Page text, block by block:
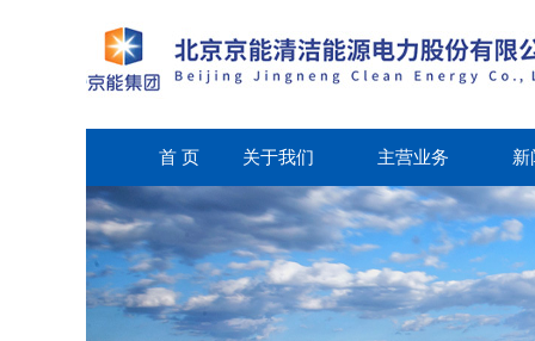
首 页 关于我们 主营业务 新